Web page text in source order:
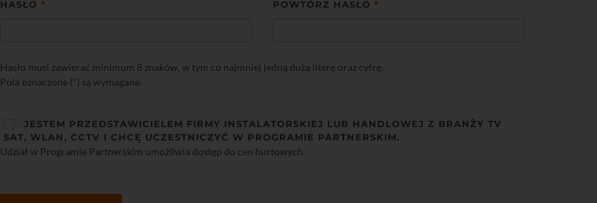
HASŁO * POWTÓRZ HASŁO *
Hasło musi zawierać minimum 8 znaków, w tym co najmniej jedną dużą literę oraz cyfrę.
Pola oznaczone (*) są wymagane.
JESTEM PRZEDSTAWICIELEM FIRMY INSTALATORSKIEJ LUB HANDLOWEJ Z BRANŻY TV
SAT, WLAN, CCTV I CHCĘ UCZESTNICZYĆ W PROGRAMIE PARTNERSKIM.
Udział w Programie Partnerskim umożliwia dostęp do cen hurtowych.